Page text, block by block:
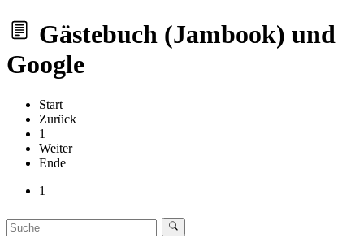
Gästebuch (Jambook) und
Google
Start
Zurück
1
Weiter
Ende
1